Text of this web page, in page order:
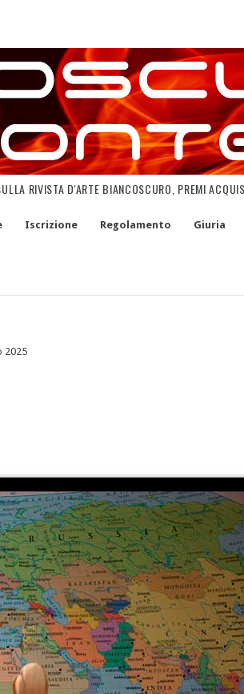
RIVISTA D'ARTE BIANCOSCURO, PREMI
Iscrizione Regolamento Giuria
2025